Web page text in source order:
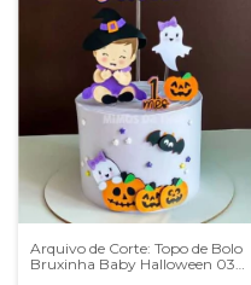
Arquivo de Corte: Topo de Bolo
Bruxinha Baby Halloween 034